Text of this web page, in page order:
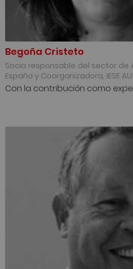
Begoña Cristeto
Socia responsable del sector de
España y Coorganizadora, IESE
Con la contribución como